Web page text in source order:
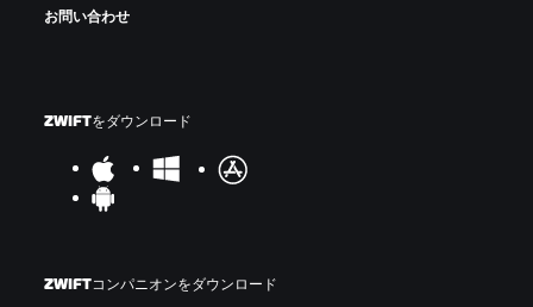
お問い合わせ
ZWIFTをダウンロード
ZWIFTコンパニオンをダウンロード